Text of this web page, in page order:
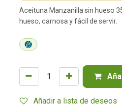
Añadir a lista de deseos
Aceituna Manzanilla sin hueso
hueso, carnosa y fácil de servir.